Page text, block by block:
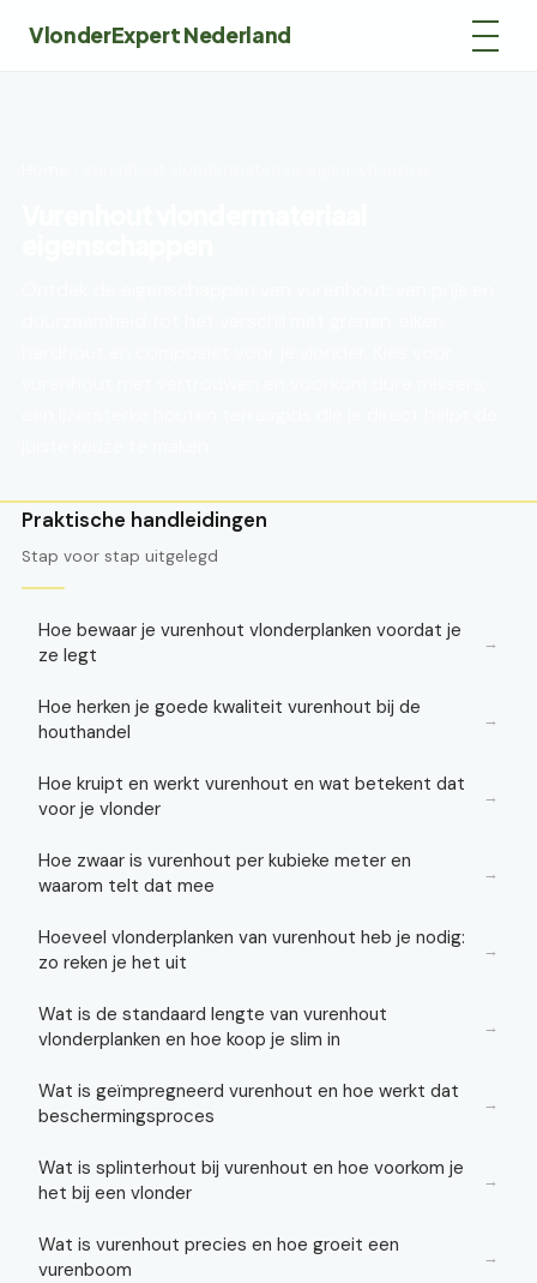
VlonderExpert Nederland
Praktische handleidingen
Stap voor stap uitgelegd
Hoe bewaar je vurenhout vlonderplanken voordat je
ze legt
→
Hoe herken je goede kwaliteit vurenhout bij de
houthandel
→
Hoe kruipt en werkt vurenhout en wat betekent dat
voor je vlonder
→
Hoe zwaar is vurenhout per kubieke meter en
waarom telt dat mee
→
Hoeveel vlonderplanken van vurenhout heb je nodig:
zo reken je het uit
→
Wat is de standaard lengte van vurenhout
vlonderplanken en hoe koop je slim in
→
Wat is geïmpregneerd vurenhout en hoe werkt dat
beschermingsproces
→
Wat is splinterhout bij vurenhout en hoe voorkom je
het bij een vlonder
→
Wat is vurenhout precies en hoe groeit een
vurenboom
→